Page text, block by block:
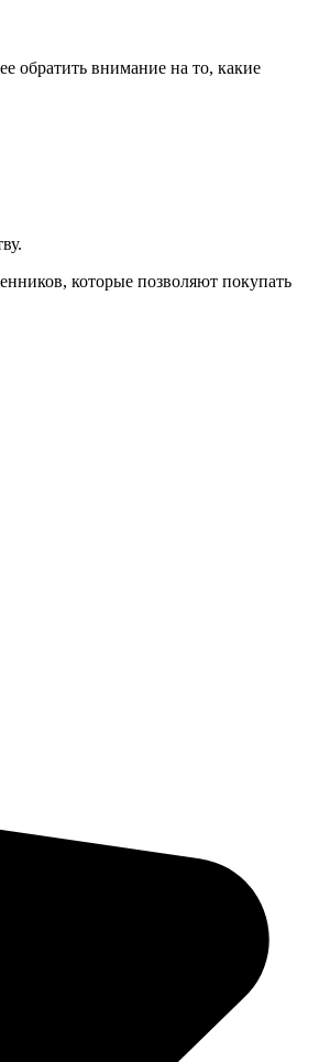
обратить внимание на то, какие
которые позволяют покупать